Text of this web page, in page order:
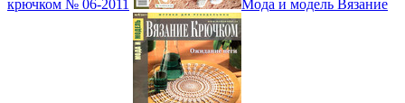
крючком № 06-2011 Мода и модель Вязание